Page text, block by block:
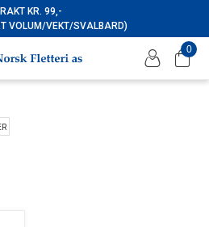
KR. 99,-
VOLUM/VEKT/SVALBARD)
0